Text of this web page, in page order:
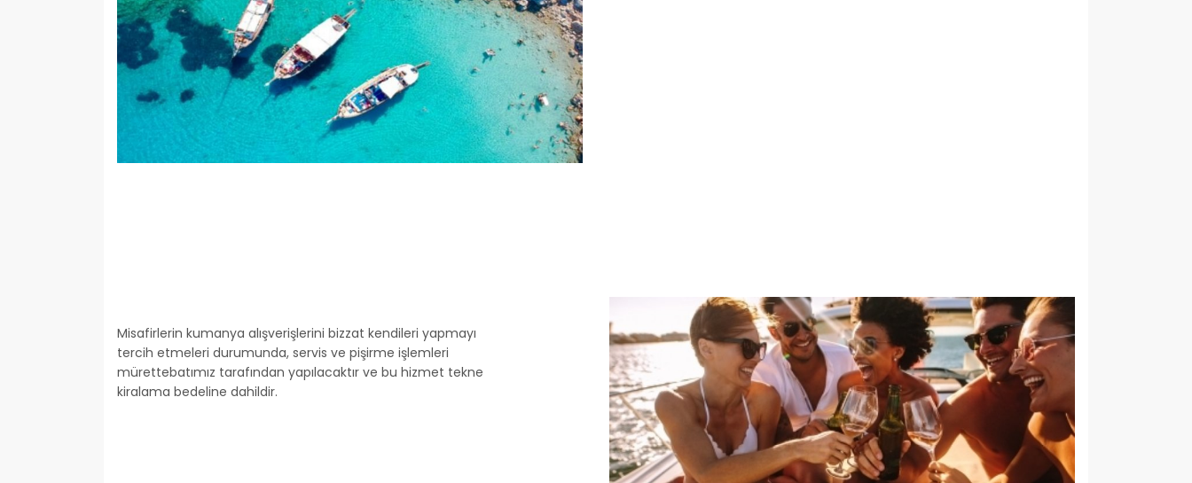
Misafirlerin kumanya alışverişlerini bizzat kendileri yapmayı
tercih etmeleri durumunda, servis ve pişirme işlemleri
mürettebatımız tarafından yapılacaktır ve bu hizmet tekne
kiralama bedeline dahildir.